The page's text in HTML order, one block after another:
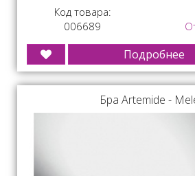
Код товара:
006689
Подробнее
Бра Artemide -